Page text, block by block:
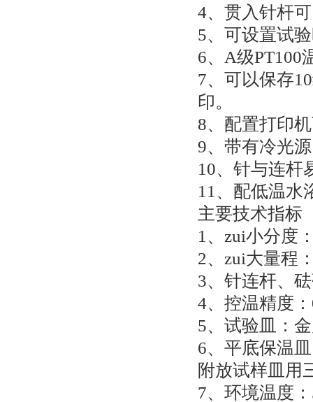
4、贯入针杆
5、可设置试
6、 A级PT100
7、可以保存10
印。
8、配置打印
9、带有冷光
10、针与连杆
11 、配低温水
主要技术指标
1 、zui小分度
2、zui大量程
3、针连杆、
4、控温精度：
5、试验皿：
6、平底保温
附放试样皿用
7、环境温度：